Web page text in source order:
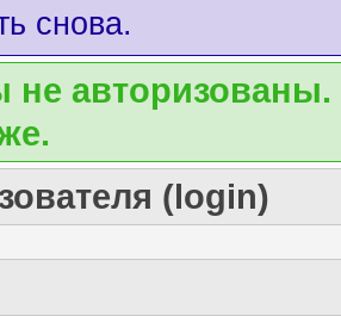
снова.
не авторизованы.
(login)